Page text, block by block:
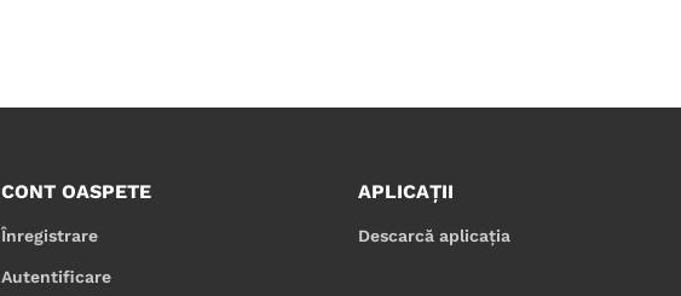
CONT OASPETE
Înregistrare
Autentificare
APLICAȚII
Descarcă aplicația